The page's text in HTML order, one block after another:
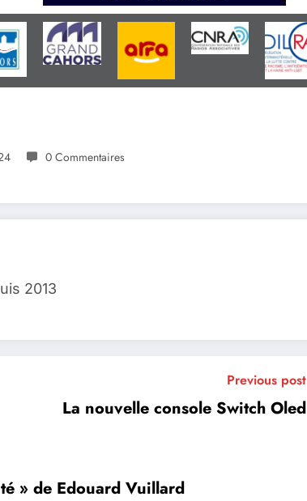
0 Commentaires
2013
Previous post
La nouvelle console Switch Oled
» de Edouard Vuillard